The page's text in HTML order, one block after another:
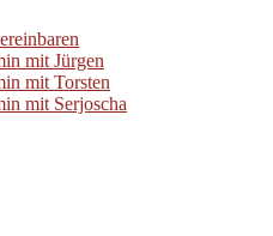
mit Jürgen
mit Torsten
mit Serjoscha